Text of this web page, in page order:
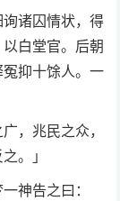
诸囚情状，得
白堂官。后朝
抑十馀人。一
，兆民之众，
。」
神告之曰：